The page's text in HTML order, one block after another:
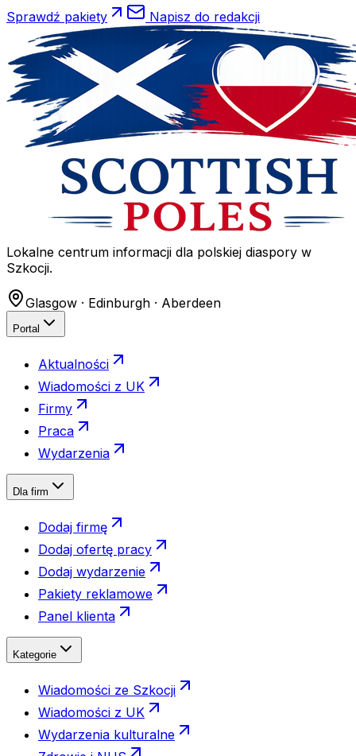
Sprawdź pakiety Napisz do redakcji
Lokalne centrum informacji dla polskiej diaspory w
Szkocji.
Glasgow · Edinburgh · Aberdeen
Portal
Aktualności
Wiadomości z UK
Firmy
Praca
Wydarzenia
Dla firm
Dodaj firmę
Dodaj ofertę pracy
Dodaj wydarzenie
Pakiety reklamowe
Panel klienta
Kategorie
Wiadomości ze Szkocji
Wiadomości z UK
Wydarzenia kulturalne